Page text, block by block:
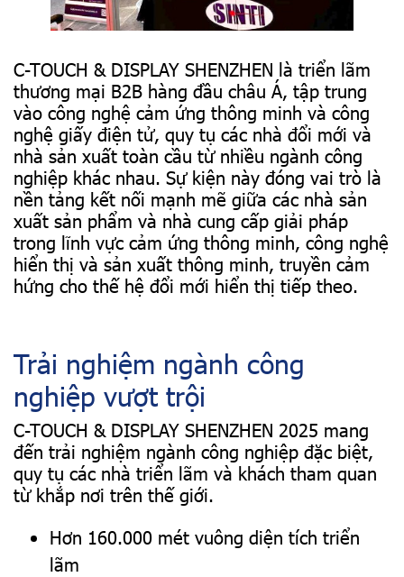
C-TOUCH & DISPLAY SHENZHEN là triển lãm
thương mại B2B hàng đầu châu Á, tập trung
vào công nghệ cảm ứng thông minh và công
nghệ giấy điện tử, quy tụ các nhà đổi mới và
nhà sản xuất toàn cầu từ nhiều ngành công
nghiệp khác nhau. Sự kiện này đóng vai trò là
nền tảng kết nối mạnh mẽ giữa các nhà sản
xuất sản phẩm và nhà cung cấp giải pháp
trong lĩnh vực cảm ứng thông minh, công nghệ
hiển thị và sản xuất thông minh, truyền cảm
hứng cho thế hệ đổi mới hiển thị tiếp theo.
Trải nghiệm ngành công
nghiệp vượt trội
C-TOUCH & DISPLAY SHENZHEN 2025 mang
đến trải nghiệm ngành công nghiệp đặc biệt,
quy tụ các nhà triển lãm và khách tham quan
từ khắp nơi trên thế giới.
Hơn 160.000 mét vuông diện tích triển
lãm